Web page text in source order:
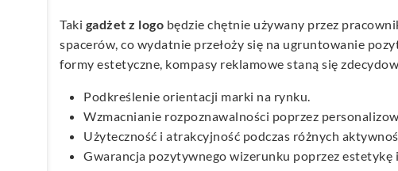
Taki gadżet z logo będzie chętnie używany przez
spacerów, co wydatnie przełoży się na ugruntowanie
formy estetyczne, kompasy reklamowe staną się
Podkreślenie orientacji marki na rynku.
Wzmacnianie rozpoznawalności poprzez
Użyteczność i atrakcyjność podczas różnych
Gwarancja pozytywnego wizerunku poprzez estetykę